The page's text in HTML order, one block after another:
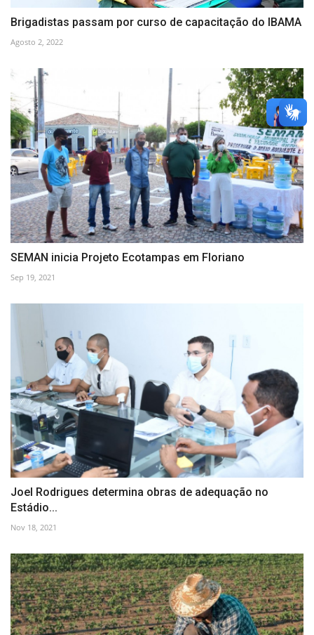
Brigadistas passam por curso de capacitação do IBAMA
Agosto 2, 2022
SEMAN inicia Projeto Ecotampas em Floriano
Sep 19, 2021
Joel Rodrigues determina obras de adequação no
Estádio...
Nov 18, 2021